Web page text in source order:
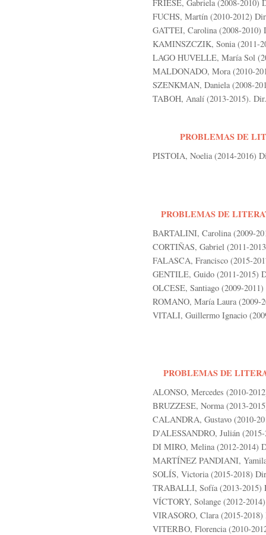
FRIESE, Gabriela (2008-2010)
FUCHS, Martín (2010-2012)
GATTEI, Carolina (2008-2010)
KAMINSZCZIK, Sonia (2011-
LAGO HUVELLE, María Sol
MALDONADO, Mora (2010-
SZENKMAN, Daniela (2008-
TABOH, Analí (2013-2015).
PROBLEMAS DE
PISTOIA, Noelia (2014-2016)
PROBLEMAS DE
BARTALINI, Carolina (2009-
CORTIÑAS, Gabriel (2011-
FALASCA, Francisco (2015-
GENTILE, Guido (2011-2015)
OLCESE, Santiago (2009-
ROMANO, María Laura (2009-
VITALI, Guillermo Ignacio
PROBLEMAS DE
ALONSO, Mercedes (2010-
BRUZZESE, Norma (2013-
CALANDRA, Gustavo (2010-
D'ALESSANDRO, Julián
DI MIRO, Melina (2012-2014)
MARTÍNEZ PANDIANI,
SOLÍS, Victoria (2015-2018)
TRABALLI, Sofía (2013-2015)
VÍCTORY, Solange (2012-
VIRASORO, Clara (2015-
VITERBO, Florencia (2010-